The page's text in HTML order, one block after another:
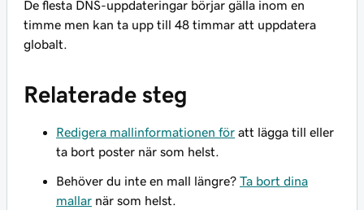
De flesta DNS-uppdateringar börjar gälla inom en
timme men kan ta upp till 48 timmar att uppdatera
globalt.
Relaterade steg
Redigera mallinformationen för att lägga till eller
ta bort poster när som helst.
Behöver du inte en mall längre? Ta bort dina
mallar när som helst.